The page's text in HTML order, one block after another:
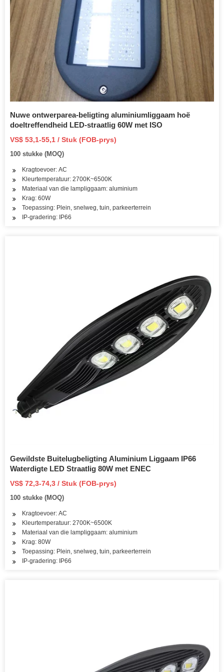
Nuwe ontwerparea-beligting aluminiumliggaam hoë
doeltreffendheid LED-straatlig 60W met ISO
VS$ 53,1-55,1 / Stuk (FOB-prys)
100 stukke (MOQ)
Kragtoevoer: AC
Kleurtemperatuur: 2700K~6500K
Materiaal van die lampliggaam: aluminium
Krag: 60W
Toepassing: Plein, snelweg, tuin, parkeerterrein
IP-gradering: IP66
Gewildste Buitelugbeligting Aluminium Liggaam IP66
Waterdigte LED Straatlig 80W met ENEC
VS$ 72,3-74,3 / Stuk (FOB-prys)
100 stukke (MOQ)
Kragtoevoer: AC
Kleurtemperatuur: 2700K~6500K
Materiaal van die lampliggaam: aluminium
Krag: 80W
Toepassing: Plein, snelweg, tuin, parkeerterrein
IP-gradering: IP66